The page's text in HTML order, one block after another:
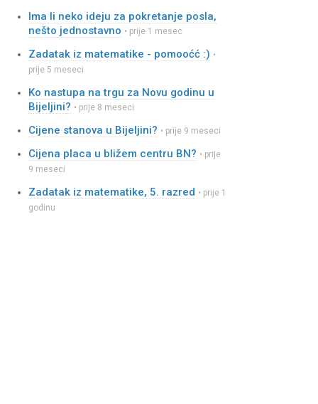
Ima li neko ideju za pokretanje posla,
nešto jednostavno • prije 1 mesec
Zadatak iz matematike - pomooćć :) •
prije 5 meseci
Ko nastupa na trgu za Novu godinu u
Bijeljini? • prije 8 meseci
Cijene stanova u Bijeljini? • prije 9 meseci
Cijena placa u bližem centru BN? • prije
9 meseci
Zadatak iz matematike, 5. razred • prije 1
godinu